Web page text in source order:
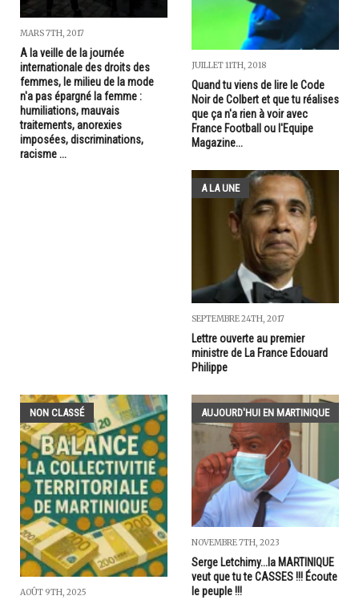
MARS 7TH, 2017
A la veille de la journée
internationale des droits des
femmes, le milieu de la mode
n'a pas épargné la femme :
humiliations, mauvais
traitements, anorexies
imposées, discriminations,
racisme ...
JUILLET 11TH, 2018
Quand tu viens de lire le Code
Noir de Colbert et que tu réalises
que ça n'a rien à voir avec
France Football ou l'Equipe
Magazine...
A LA UNE
SEPTEMBRE 24TH, 2017
Lettre ouverte au premier
ministre de La France Edouard
Philippe
NON CLASSÉ
AOÛT 9TH, 2025
AUJOURD'HUI EN MARTINIQUE
NOVEMBRE 7TH, 2023
Serge Letchimy...la MARTINIQUE
veut que tu te CASSES !!! Écoute
le peuple !!!